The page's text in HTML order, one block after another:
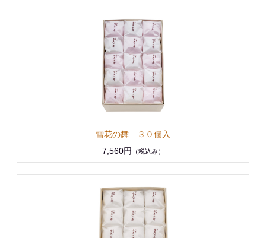
雪花の舞 ３０個入
7,560円
（税込み）